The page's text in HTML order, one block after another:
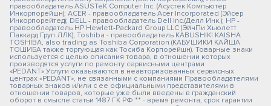
правообладатель ASUSTeK Computer Inc. (Асустек Компьютер
Инкорпорейшн); ACER - правообладатель Acer Incorporated (Эйсер
Инкорпорейтед); DELL - правообладатель Dell Inc.(Делл Инк.); HP -
правообладатель HP Hewlett-Packard Group LLC (ЭйчПи Хьюлетт
Паккард Груп ЛЛК); Toshiba - правообладатель KABUSHIKI KAISHA
TOSHIBA, also trading as Toshiba Corporation (КАБУШИКИ КАЙША
ТОШИБА также торгующая как Тосиба Корпорейшн). Товарные знаки
используется с целью описания товара, в отношении которых
производятся услуги по ремонту сервисными центрами
«PEDANT».Услуги оказываются в неавторизованных сервисных
центрах «PEDANT», не связанными с компаниями Правообладателями
товарных знаков и/или с ее официальными представителями в
отношении товаров, которые уже были введены в гражданский
оборот в смысле статьи 1487 ГК РФ ** - время ремонта, срок гарантии